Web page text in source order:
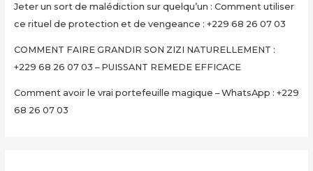
Jeter un sort de malédiction sur quelqu’un : Comment utiliser
ce rituel de protection et de vengeance : +229 68 26 07 03
COMMENT FAIRE GRANDIR SON ZIZI NATURELLEMENT :
+229 68 26 07 03 – PUISSANT REMEDE EFFICACE
Comment avoir le vrai portefeuille magique – WhatsApp : +229
68 26 07 03